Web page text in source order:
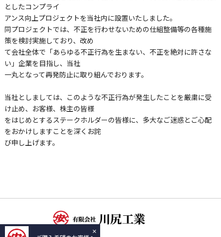
としたコンプライ
アンス向上プロジェクトを当社内に設置いたしました。
同プロジェクトでは、不正を行わせないための仕組整備等の各種施
策を検討実施しており、改め
て会社全体で「あらゆる不正行為を生まない、不正を絶対に許さな
い」企業を目指し、当社
一丸となって再発防止に取り組んでおります。
当社としましては、このような不正行為が発生したことを厳粛に受
け止め、お客様、株主の皆様
をはじめとするステークホルダーの皆様に、多大なご迷惑とご心配
をおかけしますことを深くお詫
び申し上げます。
×